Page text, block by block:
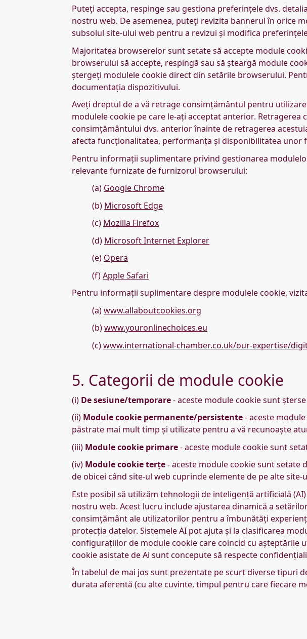
Puteți accepta, respinge sau gestiona preferințele dvs.
nostru web. De asemenea, puteți revizita bannerul în orice
subsolul site-ului web pentru a revizui și modifica
Majoritatea browserelor sunt setate să accepte module
browserului să accepte, respingă sau să șteargă module
ștergeți modulele cookie direct din setările browserului.
documentația dispozitivului.
Aveți dreptul de a vă retrage consimțământul pentru
modulele cookie pe care le-ați acceptat anterior.
consimțământului dvs. anterior înainte de retragerea
afecta funcționalitatea, performanța și disponibilitatea unor
Pentru informații suplimentare privind gestionarea
relevante furnizate de furnizorul browserului:
(a) Google Chrome
(b) Microsoft Edge
(c) Mozilla Firefox
(d) Microsoft Internet Explorer
(e) Opera
(f)Apple Safari
Pentru informații suplimentare despre modulele cookie,
(a)www.allaboutcookies.org
(b)www.youronlinechoices.eu
(c)www.international-chamber.co.uk/our-expertise/
5. Categorii de module cookie
(i) De sesiune/temporare- aceste module cookie sunt
(ii) Module cookie permanente/persistente- aceste
păstrate mai mult timp și utilizate pentru a vă recunoaște
(iii) Module cookie primare- aceste module cookie sunt
(iv) Module cookie terțe- aceste module cookie sunt setate
de obicei când site-ul web cuprinde elemente de pe alte
Este posibil să utilizăm tehnologii de inteligență artificială
nostru web. Acest lucru include ajustarea dinamică a
consimțământ ale utilizatorilor pentru a îmbunătăți
protecția datelor. Sistemele AI pot ajuta și la clasificarea
configurațiilor de module cookie care coincid cu așteptările
cookie asistate de Ai sunt concepute să respecte
În tabelul de mai jos sunt prezentate pe scurt diverse tipuri
durata aferentă (cu alte cuvinte, timpul pentru care fiecare